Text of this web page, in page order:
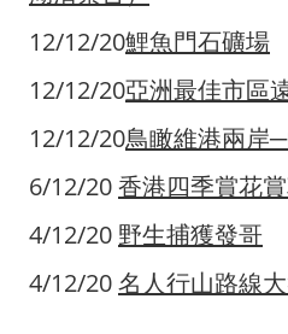
12/12/20鯉魚門石礦場
12/12/20亞洲最佳市區
12/12/20鳥瞰維港兩岸─
6/12/20香港四季賞花
4/12/20 野生捕獲發哥
4/12/20名人行山路線